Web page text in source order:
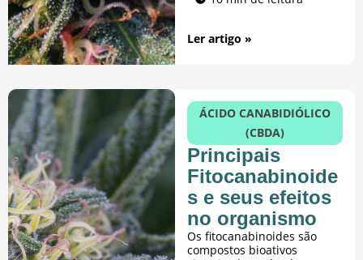
Ler artigo »
ÁCIDO CANABIDIÓLICO
(CBDA)
Principais
Fitocanabinoide
s e seus efeitos
no organismo
Os fitocanabinoides são
compostos bioativos